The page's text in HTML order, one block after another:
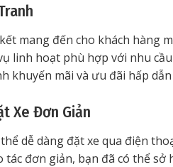
mang đến cho khách hàng
linh hoạt phù hợp với nhu
khuyến mãi và ưu đãi hấp
Xe Đơn Giản
dễ dàng đặt xe qua điện
tác đơn giản, bạn đã có thể